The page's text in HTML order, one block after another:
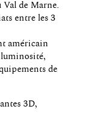
Val de Marne.
entre les 3
américain
luminosité,
de
3D,